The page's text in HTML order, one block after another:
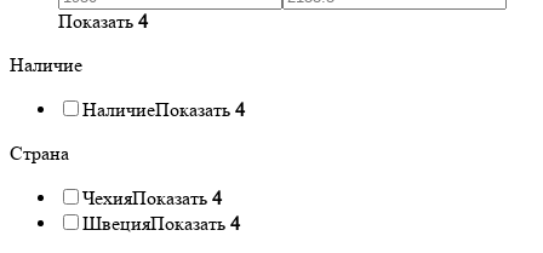
Показать 4
Наличие
НаличиеПоказать 4
Страна
ЧехияПоказать 4
ШвецияПоказать 4